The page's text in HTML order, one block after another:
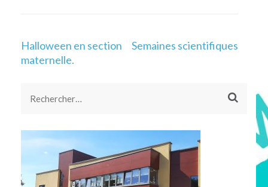
Navigation
de
Halloween en section
maternelle.
Semaines scientifiques
Rechercher :